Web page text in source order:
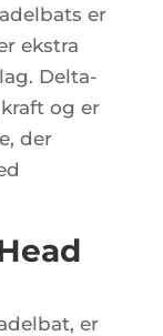
er
ekstra
Delta-
og er
der
er